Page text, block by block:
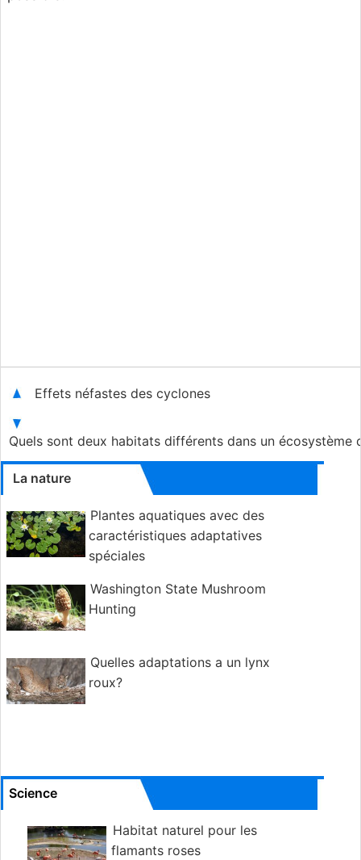
Effets néfastes des cyclones
Quels sont deux habitats différents dans un écosystème
La nature
Plantes aquatiques avec des
caractéristiques adaptatives
spéciales
Washington State Mushroom
Hunting
Quelles adaptations a un lynx
roux?
Science
Habitat naturel pour les
flamants roses